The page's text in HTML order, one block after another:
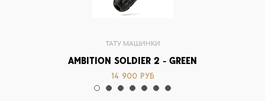
ТАТУ МАШИНКИ
AMBITION SOLDIER 2 - GREEN
14 900 РУБ